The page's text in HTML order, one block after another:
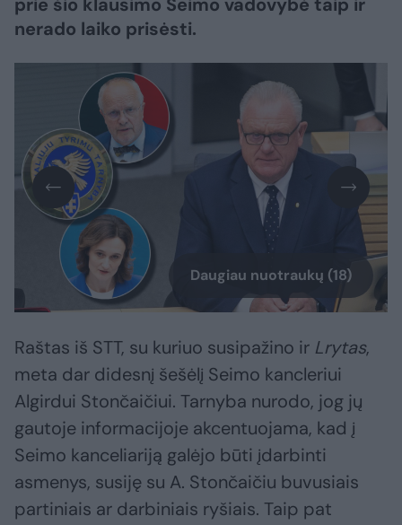
nerado laiko prisėsti.
Daugiau nuotraukų (18)
Raštas iš STT, su kuriuo susipažino ir Lrytas,
meta dar didesnį šešėlį Seimo kancleriui
Algirdui Stončaičiui. Tarnyba nurodo, jog jų
gautoje informacijoje akcentuojama, kad į
Seimo kanceliariją galėjo būti įdarbinti
asmenys, susiję su A. Stončaičiu buvusiais
partiniais ar darbiniais ryšiais. Taip pat